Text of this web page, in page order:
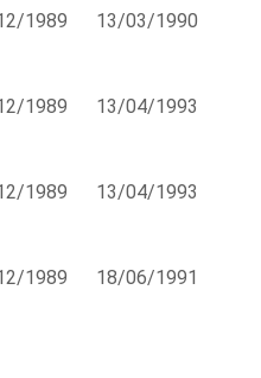
1989 13/03/1990
1989 13/04/1993
1989 13/04/1993
1989 18/06/1991